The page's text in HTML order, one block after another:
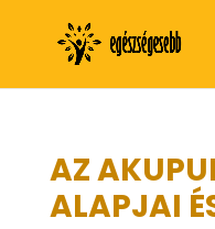
AZ
ALAPJAI